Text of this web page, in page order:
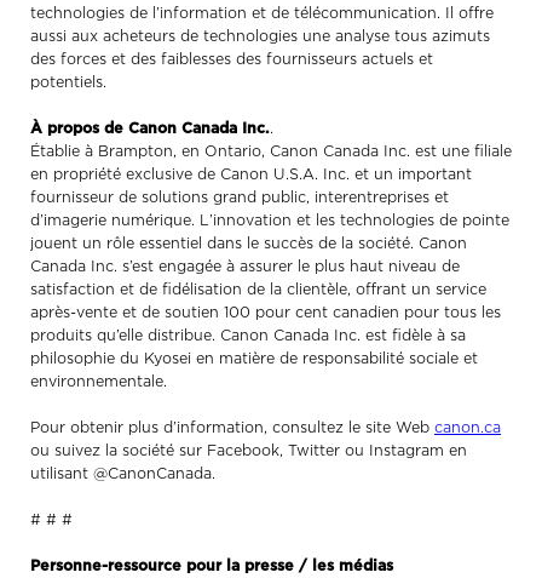
technologies de l’information et de télécommunication. Il offre
aussi aux acheteurs de technologies une analyse tous azimuts
des forces et des faiblesses des fournisseurs actuels et
potentiels.
À propos de Canon Canada Inc..
Établie à Brampton, en Ontario, Canon Canada Inc. est une filiale
en propriété exclusive de Canon U.S.A. Inc. et un important
fournisseur de solutions grand public, interentreprises et
d’imagerie numérique. L’innovation et les technologies de pointe
jouent un rôle essentiel dans le succès de la société. Canon
Canada Inc. s’est engagée à assurer le plus haut niveau de
satisfaction et de fidélisation de la clientèle, offrant un service
après-vente et de soutien 100 pour cent canadien pour tous les
produits qu’elle distribue. Canon Canada Inc. est fidèle à sa
philosophie du Kyosei en matière de responsabilité sociale et
environnementale.
Pour obtenir plus d’information, consultez le site Web canon.ca
ou suivez la société sur Facebook, Twitter ou Instagram en
utilisant @CanonCanada.
# # #
Personne-ressource pour la presse / les médias